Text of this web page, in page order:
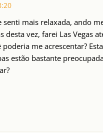
senti mais relaxada, ando
desta vez, farei Las Vegas
poderia me acrescentar?
estão bastante